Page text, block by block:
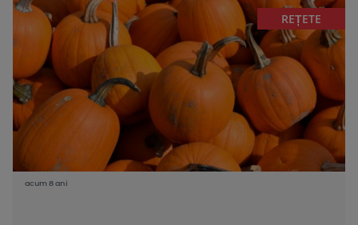
REȚETE
acum 8 ani